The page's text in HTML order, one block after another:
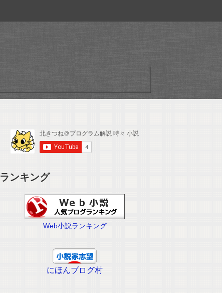
ランキング
Web小説ランキング
にほんブログ村